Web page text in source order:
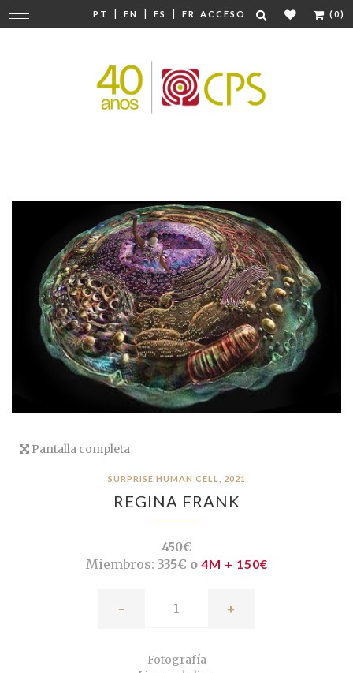
PT | EN | ES | FR ACCESO (0)
Cambiar
navegación
Pantalla completa
SURPRISE HUMAN CELL, 2021
REGINA FRANK
450€
Miembros: 335€ o 4M + 150€
- +
Fotografía